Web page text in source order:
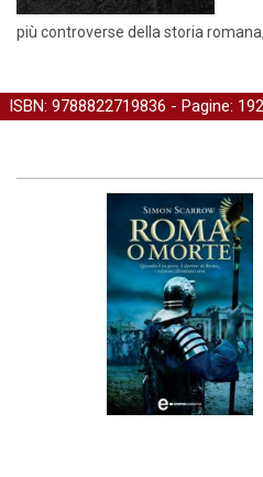
più controverse della storia
ISBN: 9788822719836 - Pagine: